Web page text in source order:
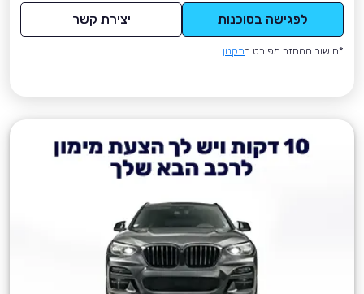
לפגישה בסוכנות יצירת קשר
*חישוב ההחזר מפורט בתקנון